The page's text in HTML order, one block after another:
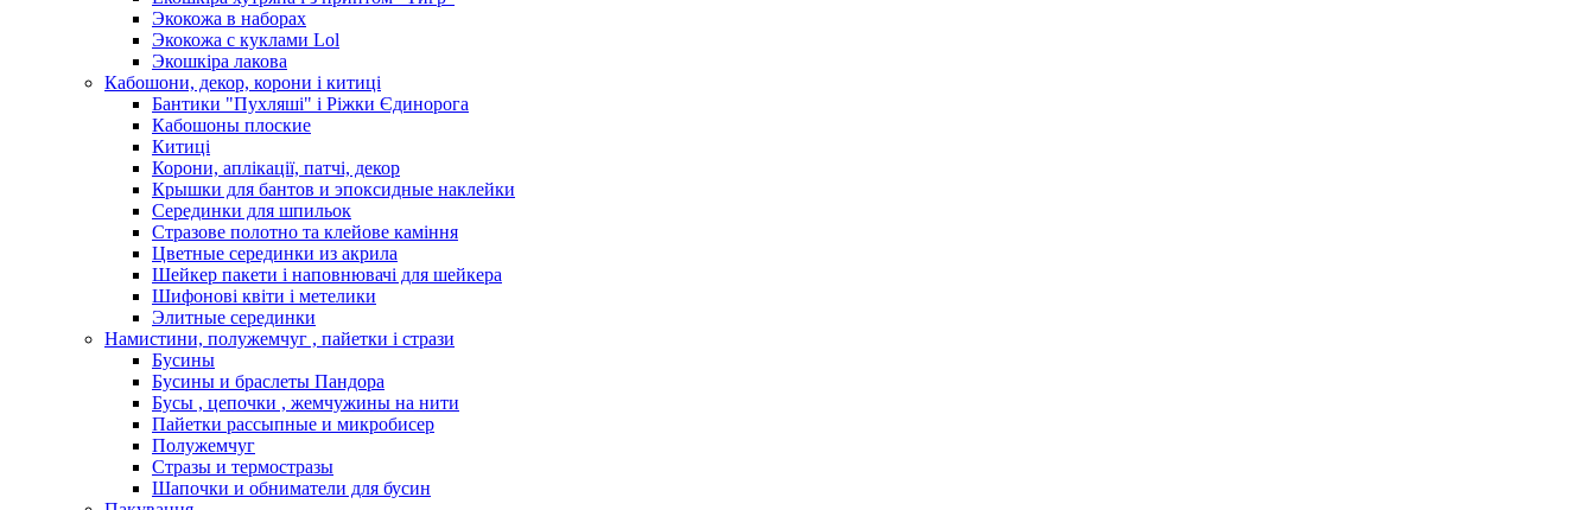
Экокожа в наборах
Экокожа с куклами Lol
Экошкiра лакова
Кабошони, декор, корони і китиці
Бантики "Пухляші" і Ріжки Єдинорога
Кабошоны плоские
Китиці
Корони, аплікації, патчі, декор
Крышки для бантов и эпоксидные наклейки
Серединки для шпильок
Стразове полотно та клейове каміння
Цветные серединки из акрила
Шейкер пакети і наповнювачі для шейкера
Шифонові квіти і метелики
Элитные серединки
Намистини, полужемчуг , пайетки і стрази
Бусины
Бусины и браслеты Пандора
Бусы , цепочки , жемчужины на нити
Пайетки рассыпные и микробисер
Полужемчуг
Стразы и термостразы
Шапочки и обниматели для бусин